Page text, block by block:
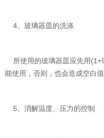
4、玻璃器皿的洗涤
所使用的玻璃器皿应先用
能使用，否则，也会造成空白
5、消解温度、压力的控制